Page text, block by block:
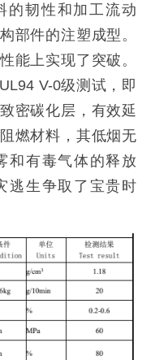
的韧性和加工流动
部件的注塑成型。
能上实现了突破。
V-0级测试，即
密碳化层，有效延
燃材料，其低烟无
和有毒气体的释放
逃生争取了宝贵时